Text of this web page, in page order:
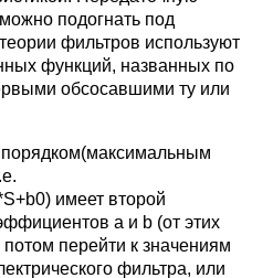
подогнать под
фильтров используют
функций, названных по
обсосавшими ту или
имеет второй
a и b (от этих
перейти к значениям
фильтра, или